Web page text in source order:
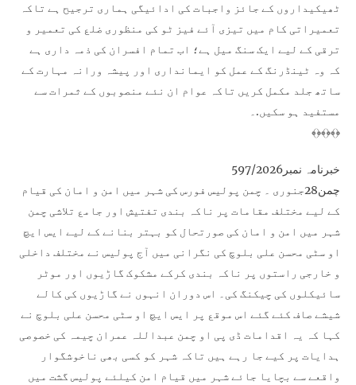
ٹھیکیداروں کے جائز واجبات کی ادائیگی ہماری ترجیح ہے تاکہ
تعمیراتی کام میں تیزی آئے فیز ٹو کی منظوری ضلع کی تعمیر و
ترقی کے لیے ایک سنگ میل ہے؛ اب تمام افسران کی ذمہ داری ہے
کہ وہ ٹینڈرنگ کے عمل کو ایمانداری اور پیشہ ورانہ مہارت کے
ساتھ جلد مکمل کریں تاکہ عوام ان نئے منصوبوں کے ثمرات سے
مستفید ہو سکیں.۔
﴾﴿﴾﴿﴾﴿
خبرنامہ نمبر597/2026
چمن28جنوری ۔ چمن پولیس فورس کی شہر میں امن و امان کی قیام
کے لیے مختلف مقامات پر ناکہ بندی تفتیش اور جامع تلاشی چمن
شہر میں امن و امان کی صورتحال کو بہتر بنانے کے لیے ایس ایچ
او سٹی محسن علی بلوچ کی نگرانی میں آج پولیس نے مختلف داخلی
و خارجی راستوں پر ناکہ بندی کرکے مشکوک گاڑیوں اور موٹر
سائیکلوں کی چیکنگ کی۔ اس دوران انہوں نے گاڑیوں کی کالے
شیشے صاف کئے گئے اس موقع پر ایس ایچ او سٹی محسن علی بلوچ نے
کہا کہ یہ اقدامات ڈی پی او چمن عبداللہ عمران چیمہ کی خصوصی
ہدایات پر کیے جا رہے ہیں تاکہ شہر کو کسی بھی ناخوشگوار
واقعے سے بچایا جائے شہر میں قیام امن کیلئے پولیس گشت میں